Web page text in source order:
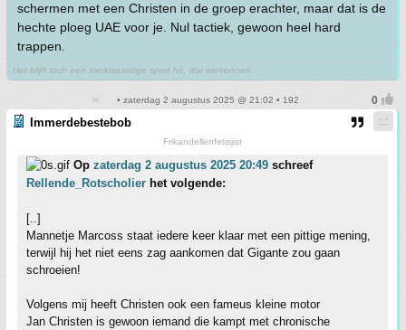
schermen met een Christen in de groep erachter, maar dat is de
hechte ploeg UAE voor je. Nul tactiek, gewoon heel hard
trappen.
Het blijft toch een merkwaardige sport hè, dat wielrennen.
• zaterdag 2 augustus 2025 @ 21:02 • 192
Immerdebestebob
Frikandellenfetisjist
Op zaterdag 2 augustus 2025 20:49 schreef
Rellende_Rotscholier het volgende:
[..]
Mannetje Marcoss staat iedere keer klaar met een pittige mening,
terwijl hij het niet eens zag aankomen dat Gigante zou gaan
schroeien!
Volgens mij heeft Christen ook een fameus kleine motor
Jan Christen is gewoon iemand die kampt met chronische